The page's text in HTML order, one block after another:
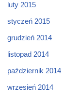
luty 2015
styczeń 2015
grudzień 2014
listopad 2014
październik 2014
wrzesień 2014